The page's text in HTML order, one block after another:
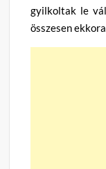
gyilkoltak le
összesen